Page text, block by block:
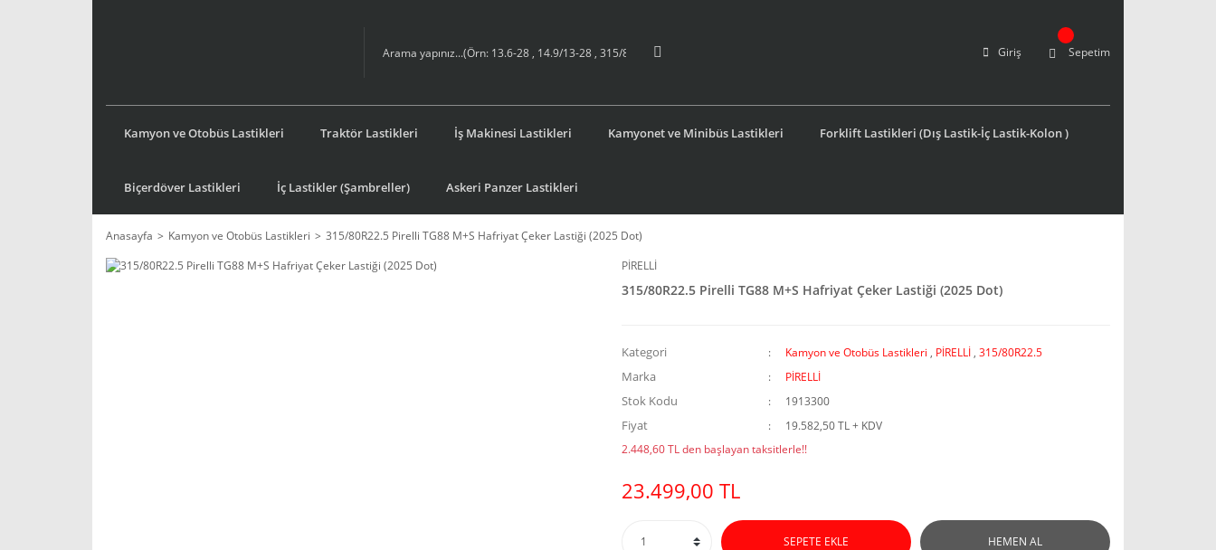
Giriş Sepetim
Kamyon ve Otobüs Lastikleri Traktör Lastikleri İş Makinesi Lastikleri Kamyonet ve Minibüs Lastikleri Forklift Lastikleri (Dış Lastik-İç Lastik-Kolon )
Biçerdöver Lastikleri İç Lastikler (Şambreller) Askeri Panzer Lastikleri
Anasayfa Kamyon ve Otobüs Lastikleri
315/80R22.5 Pirelli TG88 M+S Hafriyat Çeker Lastiği (2025 Dot)
PİRELLİ
315/80R22.5 Pirelli TG88 M+S Hafriyat Çeker Lastiği (2025 Dot)
Kategori Kamyon ve Otobüs Lastikleri , PİRELLİ , 315/80R22.5
Marka PİRELLİ
Stok Kodu 1913300
Fiyat
19.582,50 TL + KDV
2.448,60 TL den başlayan taksitlerle!!
23.499,00 TL
SEPETE EKLE HEMEN AL